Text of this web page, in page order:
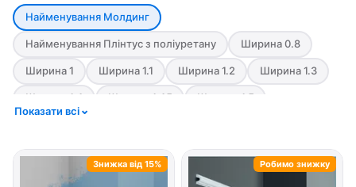
Найменування Молдинг
Найменування Плінтус з поліуретану Ширина 0.8
Ширина 1 Ширина 1.1 Ширина 1.2 Ширина 1.3
Ширина 1.4 Ширина 1.45 Ширина 1.5
Ширина 10 Ширина 11 Ширина 12 Ширина 13.8
Ширина 14 Ширина 17.5
Показати всі
Знижка від 15% Робимо знижку